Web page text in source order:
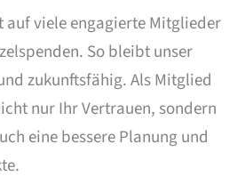
auf viele engagierte Mitglieder
So bleibt unser
zukunftsfähig. Als Mitglied
nur Ihr Vertrauen, sondern
eine bessere Planung und